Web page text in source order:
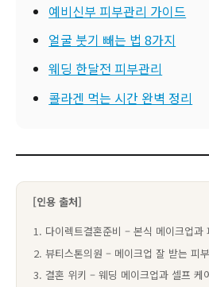
예비신부 피부관리 가이드
얼굴 붓기 빼는 법 8가지
웨딩 한달전 피부관리
콜라겐 먹는 시간 완벽 정리
[인용 출처]
다이렉트결혼준비 – 본식 메이크업과
뷰티스톤의원 – 메이크업 잘 받는 피
결혼 위키 – 웨딩 메이크업과 셀프 케